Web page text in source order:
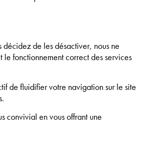
décidez de les désactiver, nous ne
le fonctionnement correct des services
de fluidifier votre navigation sur le site
convivial en vous offrant une